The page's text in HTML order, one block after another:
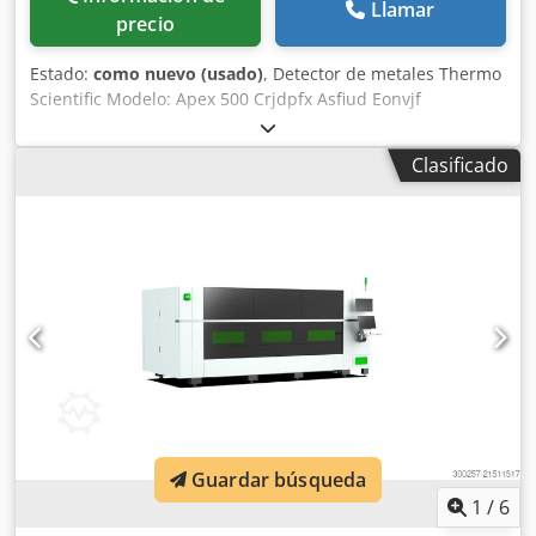
los costes de energía) - Componentes de alta calidad / por
lo tanto, requieren muy poco mantenimiento - Ahorro de
hasta un 50% por pieza gracias a una producción más
eficiente - Además, cortes precisos y una superficie lisa -
Estructura resistente - Equipado con componentes de alta
calidad y duraderos, de renombre mundial Utilizamos
piezas de la más alta calidad, como: - Servomotores
Yaskawa - Guías lineales Hiwin - Enfriador de agua Tongfei
para que nuestros técnicos puedan realizar diagnósticos y
ajustar los parámetros de forma remota. - Cremallera y
piñón YYC/APEX - La entrega estándar incluye
transformador de potencia y estabilizador, consumo total
de energía de 50 kW - Husillo de bolas de alta precisión TBI
gas en la pantalla - Declaración CE - Garantía de 2 años,
máximo 3600 horas Distribuidor oficial CNC Top Ten b.v.
precio
Llamar
Estado: como nuevo (usado), Detector de metales Thermo
Scientific Modelo: Apex 500 Crjdpfx Asfiud Eonvjf
Estructura de acero inoxidable, altura ajustable de 300
mm a 950 mm, sistema neumático de expulsión de
productos contaminados con depósito de recogida,Clasificado
1 / 6
Guardar búsqueda